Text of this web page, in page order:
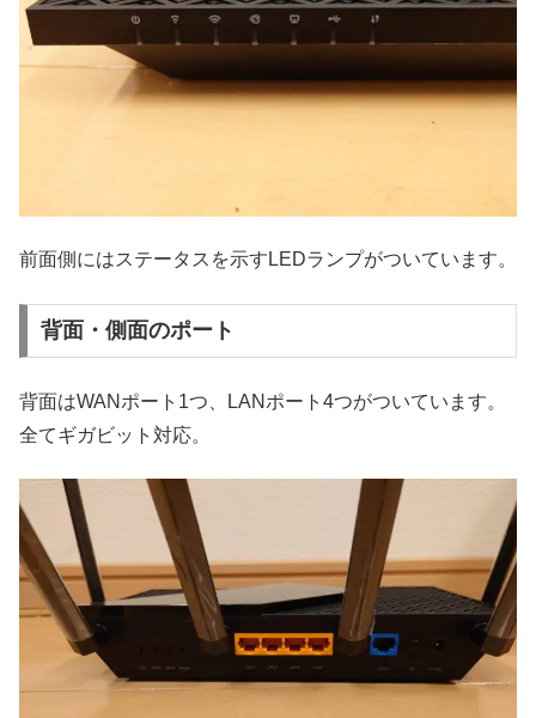
前面側にはステータスを示すLEDランプがついています。
背面・側面のポート
背面はWANポート1つ、LANポート4つがついています。
全てギガビット対応。